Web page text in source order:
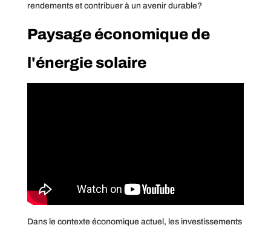
rendements et contribuer à un avenir durable?
Paysage économique de
l'énergie solaire
Dans le contexte économique actuel, les investissements